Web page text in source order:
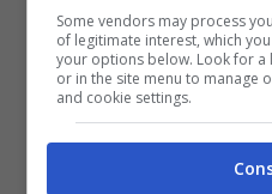
Torre Scalambri
edificata a difesa
centinaio di metri,
Punta Secca, un
appare di frequente
Some vendors may process
of legitimate interest, which
your options below. Look for
or in the site menu to manage
and cookie settings.